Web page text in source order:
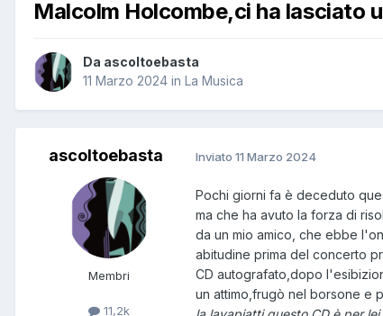
Malcolm Holcombe,ci ha lasciato
Da ascoltoebasta
11 Marzo 2024 in La Musica
ascoltoebasta
Membri
11,2k
Inviato 11 Marzo 2024
Pochi giorni fa è deceduto
ma che ha avuto la forza di
da un mio amico, che ebbe
abitudine prima del concerto
CD autografato,dopo
un attimo,frugò nel borsone e